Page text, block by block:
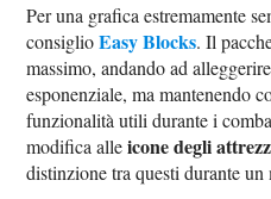
Per una grafica estremamente
consiglioEasy Blocks. Il
massimo, andando ad
esponenziale, ma mantenendo
funzionalità utili durante i
modifica alleicone degli
distinzione tra questi durante